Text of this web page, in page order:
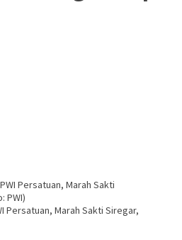
Persatuan, Marah Sakti Siregar,